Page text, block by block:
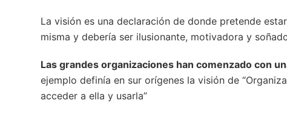
La visión es una declaración de donde pretende
misma y debería ser ilusionante, motivadora y
Las grandes organizaciones han comenzado con
ejemplo definía en sur orígenes la visión de
acceder a ella y usarla”